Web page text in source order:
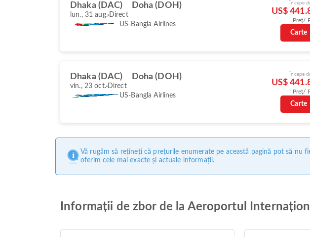
Dhaka (DAC) Doha (DOH)
lun., 31 aug. Direct
US-Bangla Airlines
Începe
US$
Preț/
Carte
Dhaka (DAC) Doha (DOH)
vin., 23 oct. Direct
US-Bangla Airlines
Începe
US$
Preț/
Carte
Vă rugăm să rețineți că prețurile enumerate pe această pagină pot să
oferim cele mai exacte și actuale informații.
Informații de zbor de la Aeroportul